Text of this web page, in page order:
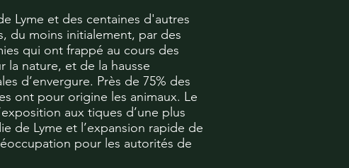
Lyme et des centaines d'autres
du moins initialement, par des
qui ont frappé au cours des
la nature, et de la hausse
d’envergure. Près de 75% des
ont pour origine les animaux. Le
aux tiques d’une plus
de Lyme et l’expansion rapide de
pour les autorités de